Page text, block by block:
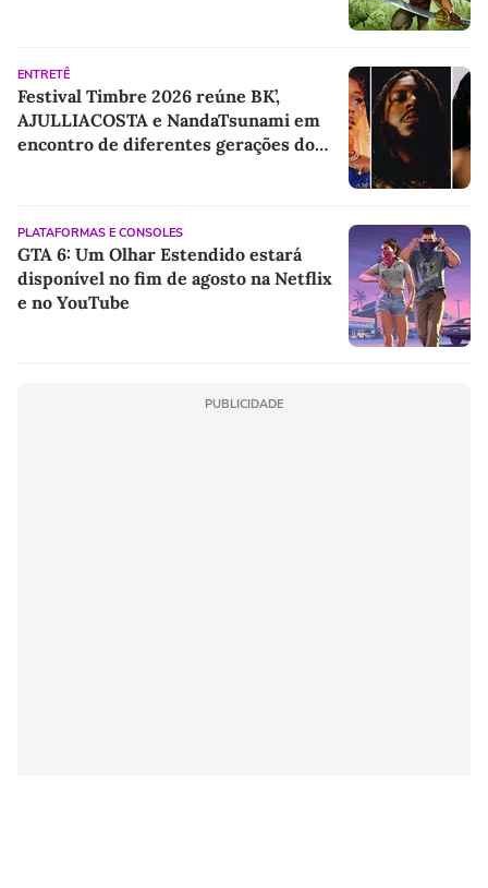
ENTRETÊ
Festival Timbre 2026 reúne BK’,
AJULLIACOSTA e NandaTsunami em
encontro de diferentes gerações do
PLATAFORMAS E CONSOLES
GTA 6: Um Olhar Estendido estará
disponível no fim de agosto na Netflix
e no YouTube
PUBLICIDADE